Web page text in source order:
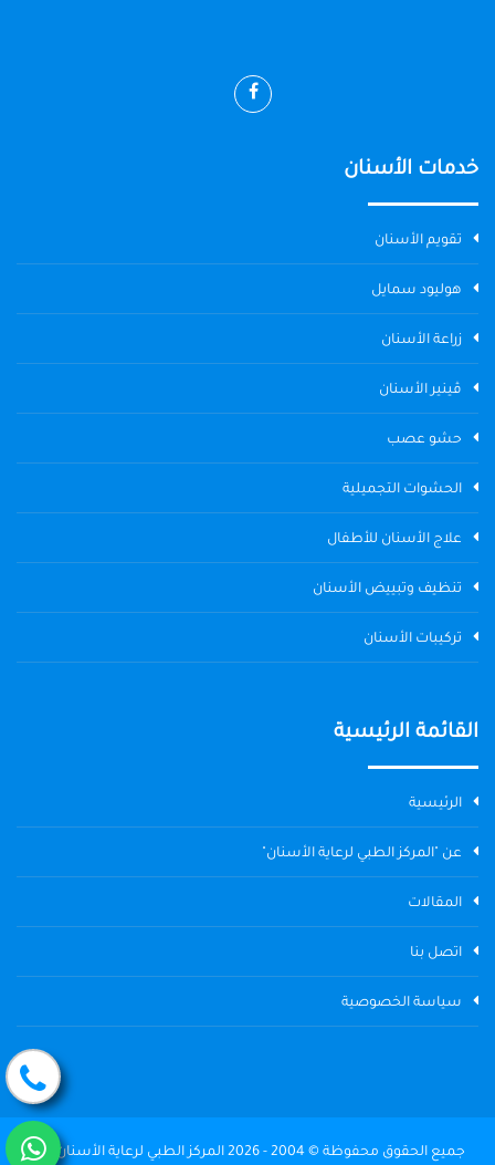
خدمات الأسنان
تقويم الأسنان
هوليود سمايل
زراعة الأسنان
ڤينير الأسنان
حشو عصب
الحشوات التجميلية
علاج الأسنان للأطفال
تنظيف وتبييض الأسنان
تركيبات الأسنان
القائمة الرئيسية
الرئيسية
عن "المركز الطبي لرعاية الأسنان"
المقالات
اتصل بنا
سياسة الخصوصية
جميع الحقوق محفوظة © 2004 - 2026 المركز الطبي لرعاية الأسنان The